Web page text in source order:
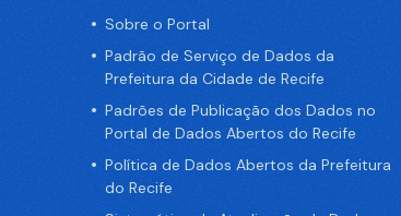
Sobre o Portal
Padrão de Serviço de Dados da
Prefeitura da Cidade de Recife
Padrões de Publicação dos Dados no
Portal de Dados Abertos do Recife
Política de Dados Abertos da Prefeitura
do Recife